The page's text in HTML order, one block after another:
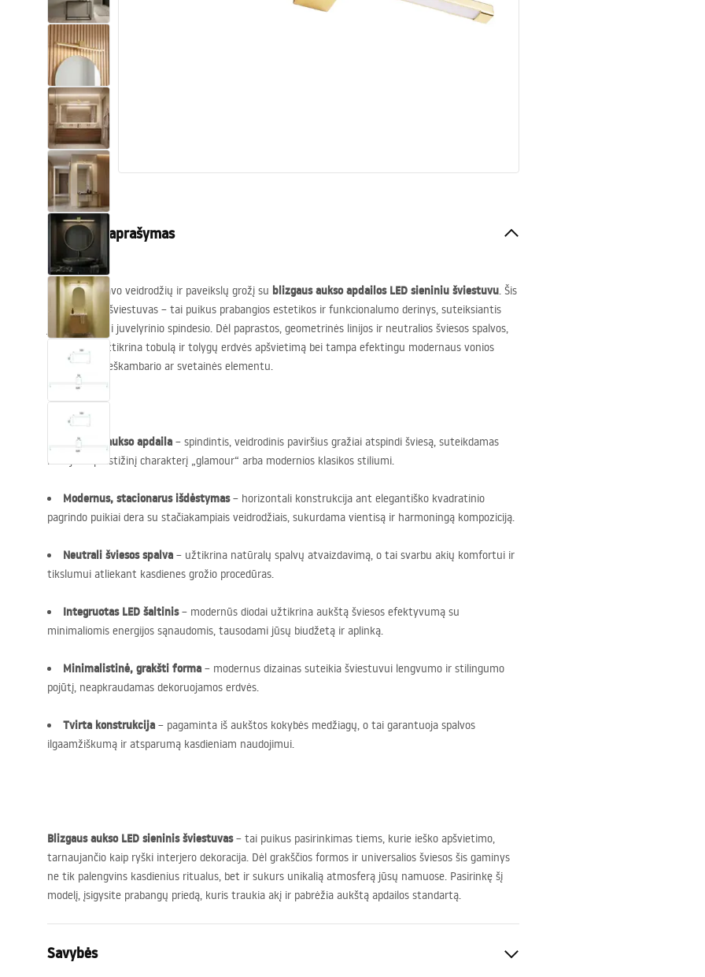
Vonios ir ekranai
Vonios maišytuvai
Vonios dušai
Virtuvė
Vonios aksesuarai ir baldai
Produkto aprašymas
Pabrėžkite savo veidrodžių ir paveikslų grožį su blizgaus aukso apdailos LED sieniniu šviestuvu. Šis
elegantiškas šviestuvas – tai puikus prabangios estetikos ir funkcionalumo derinys, suteiksiantis
jūsų interjerui juvelyrinio spindesio. Dėl paprastos, geometrinės linijos ir neutralios šviesos spalvos,
šviestuvas užtikrina tobulą ir tolygų erdvės apšvietimą bei tampa efektingu modernaus vonios
kambario, prieškambario ar svetainės elementu.
Blizgaus aukso apdaila – spindintis, veidrodinis paviršius gražiai atspindi šviesą, suteikdamas
interjerui prestižinį charakterį „glamour“ arba modernios klasikos stiliumi.
Modernus, stacionarus išdėstymas– horizontali konstrukcija ant elegantiško kvadratinio
pagrindo puikiai dera su stačiakampiais veidrodžiais, sukurdama vientisą ir harmoningą kompoziciją.
Neutrali šviesos spalva – užtikrina natūralų spalvų atvaizdavimą, o tai svarbu akių komfortui ir
tikslumui atliekant kasdienes grožio procedūras.
Integruotas LED šaltinis– modernūs diodai užtikrina aukštą šviesos efektyvumą su
minimaliomis energijos sąnaudomis, tausodami jūsų biudžetą ir aplinką.
Minimalistinė, grakšti forma – modernus dizainas suteikia šviestuvui lengvumo ir stilingumo
pojūtį, neapkraudamas dekoruojamos erdvės.
Tvirta konstrukcija – pagaminta iš aukštos kokybės medžiagų, o tai garantuoja spalvos
ilgaamžiškumą ir atsparumą kasdieniam naudojimui.
Blizgaus aukso LED sieninis šviestuvas– tai puikus pasirinkimas tiems, kurie ieško apšvietimo,
tarnaujančio kaip ryški interjero dekoracija. Dėl grakščios formos ir universalios šviesos šis gaminys
ne tik palengvins kasdienius ritualus, bet ir sukurs unikalią atmosferą jūsų namuose. Pasirinkę šį
modelį, įsigysite prabangų priedą, kuris traukia akį ir pabrėžia aukštą apdailos standartą.
Savybės